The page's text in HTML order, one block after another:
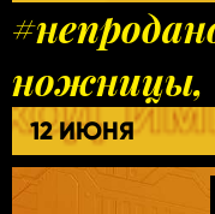
ножницы,
12 ИЮНЯ